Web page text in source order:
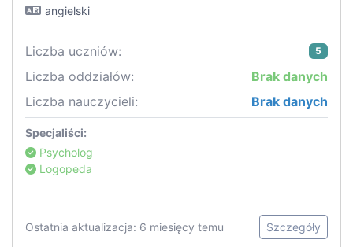
angielski
Liczba uczniów: 5
Liczba oddziałów:
Brak danych
Liczba nauczycieli:
Brak danych
Specjaliści:
Psycholog
Logopeda
Ostatnia aktualizacja: 6 miesięcy temu Szczegóły